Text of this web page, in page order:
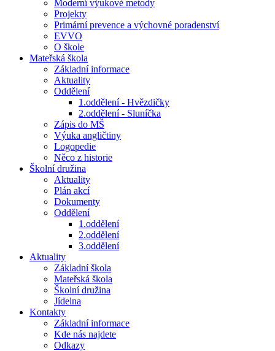
Moderní výukové metody
Projekty
Primární prevence a výchovné poradenství
EVVO
O škole
Mateřská škola
Základní informace
Aktuality
Oddělení
1.oddělení - Hvězdičky
2.oddělení - Sluníčka
Zápis do MŠ
Výuka angličtiny
Logopedie
Něco z historie
Školní družina
Aktuality
Plán akcí
Dokumenty
Oddělení
1.oddělení
2.oddělení
3.oddělení
Aktuality
Základní škola
Mateřská škola
Školní družina
Jídelna
Kontakty
Základní informace
Kde nás najdete
Odkazy